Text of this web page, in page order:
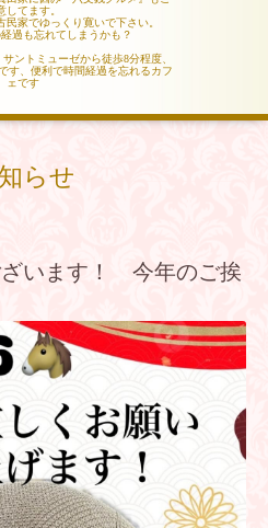
してます。
家でゆっくり寛いで下さい。
過も忘れてしまうかも？
ントミューゼから徒歩8分程度、
す、便利で時間経過を忘れるカフ
ェです
らせ
ざいます！ 今年のご挨